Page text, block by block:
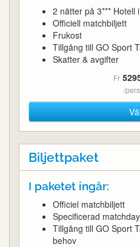
2 nätter på 3*** Hotell
Officiell matchbiljett
Frukost
Tillgång till GO Sport
Skatter & avgifter
Fr
/
Biljettpaket
I paketet ingår:
Officiel matchbiljett
Specificerad
Tillgång till GO Sport
behov